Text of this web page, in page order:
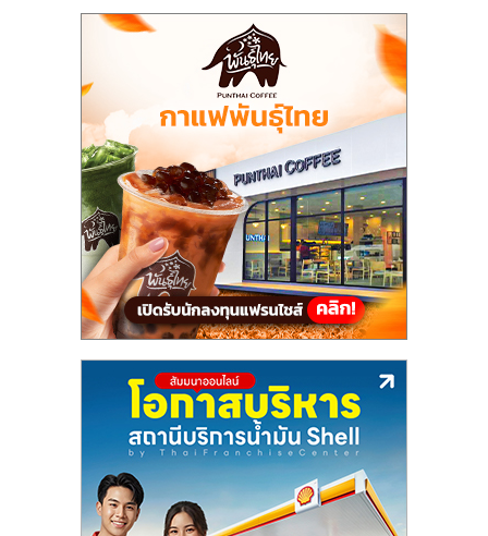
ไชส์,
ปรึกษา
แฟ
ไชส์,
รวม
แฟ